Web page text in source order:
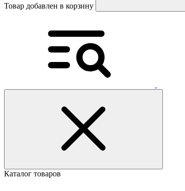
Товар добавлен в корзину
Каталог товаров